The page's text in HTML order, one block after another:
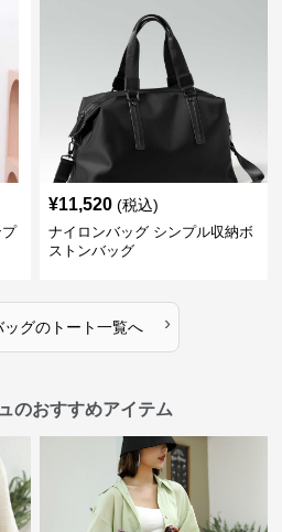
プ
¥11,520 (税込)
ナイロンバッグ シンプル収納ボ
ストンバッグ
ッグのトート一覧へ ›
のおすすめアイテム